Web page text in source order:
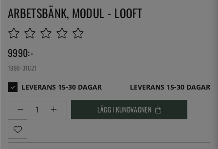
ARBETSBÄNK, MODUL - LOOFT
9990:-
1990-31621
LEVERANS 15-30 DAGAR
LÄGG I KUNDVAGNEN